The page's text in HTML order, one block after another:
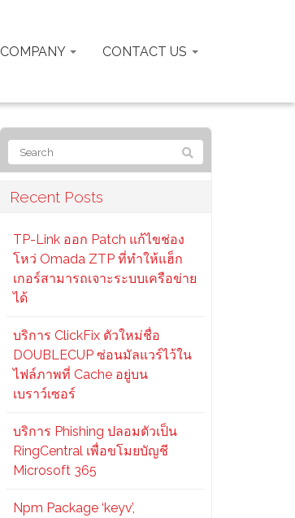
COMPANY CONTACT US
Recent Posts
TP-Link ออก Patch แก้ไขช่อง
โหว่ Omada ZTP ที่ทำให้แฮ็ก
เกอร์สามารถเจาะระบบเครือข่าย
ได้
บริการ ClickFix ตัวใหม่ชื่อ
DOUBLECUP ซ่อนมัลแวร์ไว้ใน
ไฟล์ภาพที่ Cache อยู่บน
เบราว์เซอร์
บริการ Phishing ปลอมตัวเป็น
RingCentral เพื่อขโมยบัญชี
Microsoft 365
Npm Package ‘keyv’,